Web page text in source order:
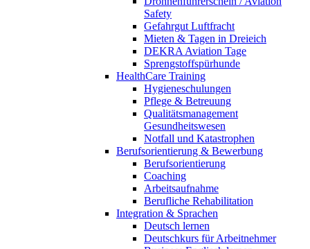
Safety
Gefahrgut Luftfracht
Mieten & Tagen in Dreieich
DEKRA Aviation Tage
Sprengstoffspürhunde
HealthCare Training
Hygieneschulungen
Pflege & Betreuung
Qualitätsmanagement
Gesundheitswesen
Notfall und Katastrophen
Berufsorientierung & Bewerbung
Berufsorientierung
Coaching
Arbeitsaufnahme
Berufliche Rehabilitation
Integration & Sprachen
Deutsch lernen
Deutschkurs für Arbeitnehmer